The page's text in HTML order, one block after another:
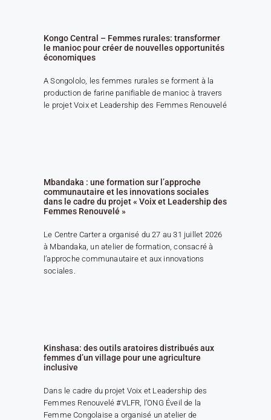
Kongo Central – Femmes rurales: transformer
le manioc pour créer de nouvelles opportunités
économiques
A Songololo, les femmes rurales se forment à la
production de farine panifiable de manioc à travers
le projet Voix et Leadership des Femmes Renouvelé
Mbandaka : une formation sur l’approche
communautaire et les innovations sociales
dans le cadre du projet « Voix et Leadership des
Femmes Renouvelé »
Le Centre Carter a organisé du 27 au 31 juillet 2026
à Mbandaka, un atelier de formation, consacré à
l’approche communautaire et aux innovations
sociales.
Kinshasa: des outils aratoires distribués aux
femmes d’un village pour une agriculture
inclusive
Dans le cadre du projet Voix et Leadership des
Femmes Renouvelé #VLFR, l’ONG Éveil de la
Femme Congolaise a organisé un atelier de